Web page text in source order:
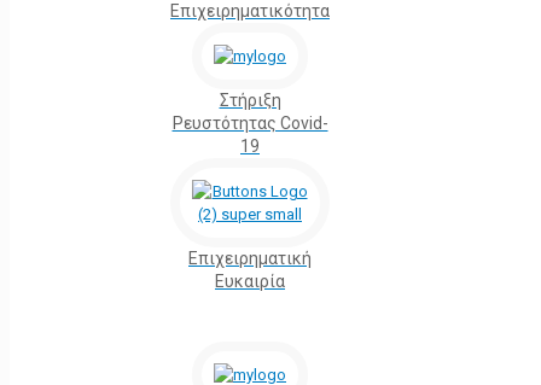
Επιχειρηματικότητα
Στήριξη
Ρευστότητας Covid-
19
Επιχειρηματική
Ευκαιρία